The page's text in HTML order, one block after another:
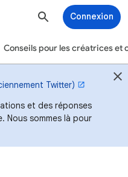
Connexion
Conseils pour les créatrices et
Twitter)
et des réponses
Nous sommes là pour